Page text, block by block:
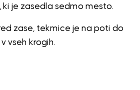
ki je zasedla sedmo mesto.
zase, tekmice je na poti do
vseh krogih.